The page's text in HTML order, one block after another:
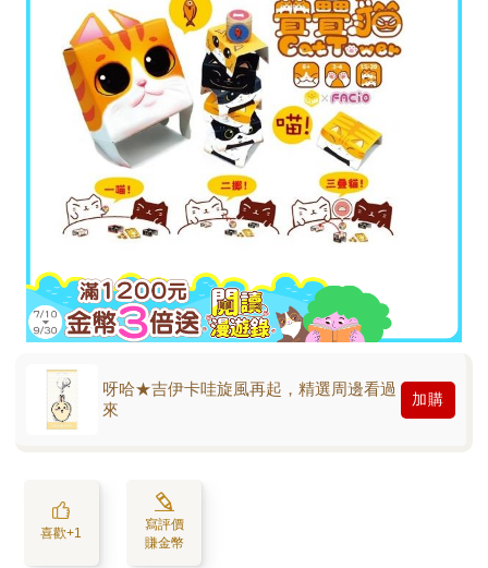
呀哈★吉伊卡哇旋風再起，精選周邊看過
來
加購
喜歡+1
寫評價
賺金幣